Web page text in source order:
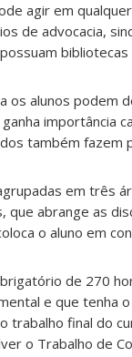
agir em
de advocacia,
os alunos podem
importância
também fazem
em três
abrange as
o aluno em
de 270
e que tenha
trabalho final do
o Trabalho de